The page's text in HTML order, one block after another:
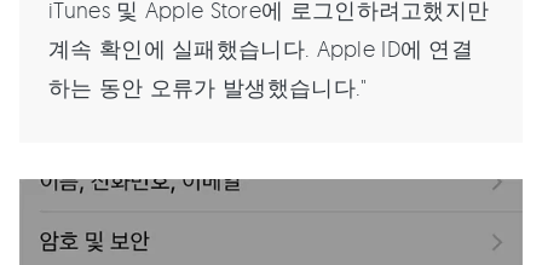
iTunes 및 Apple Store에 로그인하려고했지만
계속 확인에 실패했습니다. Apple ID에 연결
하는 동안 오류가 발생했습니다."